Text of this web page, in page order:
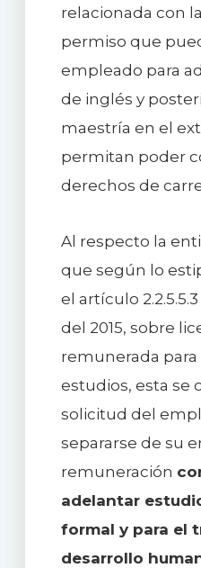
relacionada con
permiso que
empleado para
de inglés y
maestría en el
permitan poder
derechos de
Al respecto la
que según lo
el artículo
del 2015, sobre
remunerada
estudios, esta se
solicitud del
separarse de su
remuneración
adelantar
formal y para el
desarrollo